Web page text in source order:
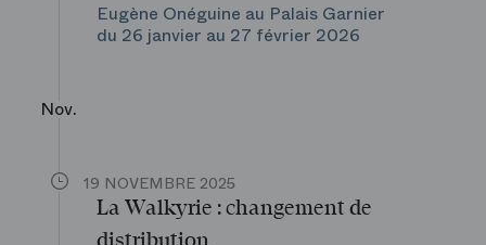
Eugène Onéguine au Palais Garnier
du 26 janvier au 27 février 2026
Nov.
19 NOVEMBRE 2025
La Walkyrie : changement de